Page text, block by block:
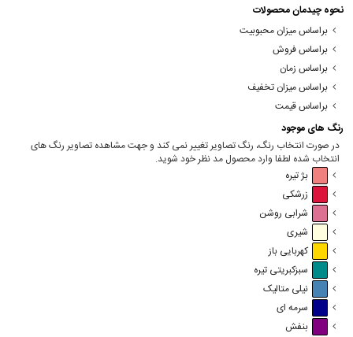
نحوه چیدمان محصولات
براساس میزان محبوبیت
براساس فروش
براساس زمان
براساس میزان تخفیف
براساس قیمت
رنگ های موجود
در صورت انتخاب رنگ، رنگ تصاویر تغییر نمی کند و جهت مشاهده تصاویر رنگ های
انتخاب شده لطفا وارد محصول مد نظر خود شوید.
بژ تیره
زرشکی
شرابی روشن
شیری
کهربایی باز
سبزکبریتی تیره
نیلی متالیک
سرمه ای
بنفش